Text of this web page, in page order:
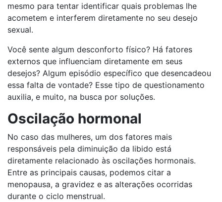
mesmo para tentar identificar quais problemas lhe
acometem e interferem diretamente no seu desejo
sexual.
Você sente algum desconforto físico? Há fatores
externos que influenciam diretamente em seus
desejos? Algum episódio específico que desencadeou
essa falta de vontade? Esse tipo de questionamento
auxilia, e muito, na busca por soluções.
Oscilação hormonal
No caso das mulheres, um dos fatores mais
responsáveis pela diminuição da libido está
diretamente relacionado às oscilações hormonais.
Entre as principais causas, podemos citar a
menopausa, a gravidez e as alterações ocorridas
durante o ciclo menstrual.